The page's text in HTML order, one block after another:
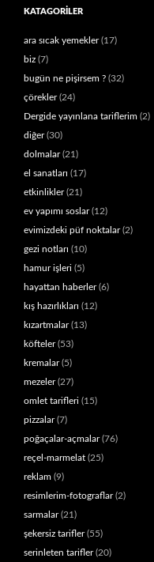
KATAGORILER
ara sıcak yemekler(17)
biz (7)
bugün ne pişirsem ? (32)
çörekler(24)
Dergide yayınlana tariflerim (2)
diğer(30)
dolmalar(21)
el sanatları (17)
etkinlikler(21)
ev yapımı soslar(12)
evimizdeki püf noktalar(2)
gezi notları (10)
hamur işleri (5)
hayattan haberler(6)
kış hazırlıkları (12)
kızartmalar(13)
köfteler(53)
kremalar(5)
mezeler(27)
omlet tarifleri (15)
pizzalar(7)
poğaçalar-açmalar(76)
reçel-marmelat (25)
reklam (9)
resimlerim-fotograflar(2)
sarmalar(21)
şekersiz tarifler(55)
serinleten tarifler(20)